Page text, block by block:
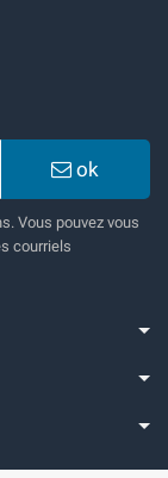
ok
Vous pouvez vous
courriels